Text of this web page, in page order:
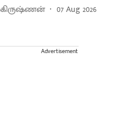
07 Aug 2026
Advertisement